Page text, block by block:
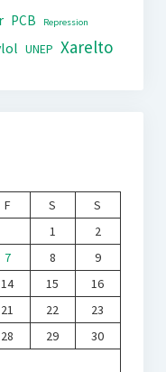
PCB Repression
UNEP Xarelto
F S
S
1
2
7 8
9
14 15
16
21 22
23
28 29
30